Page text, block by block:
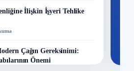
İlişkin İşyeri Tehlike
Çağın Gereksinimi:
Önemi